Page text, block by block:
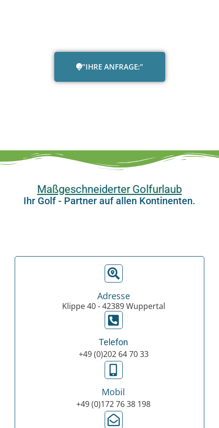
"IHRE ANFRAGE:"
Maßgeschneiderter Golfurlaub
Ihr Golf - Partner auf allen Kontinenten.
Adresse
Klippe 40 - 42389 Wuppertal
Telefon
+49 (0)202 64 70 33
Mobil
+49 (0)172 76 38 198